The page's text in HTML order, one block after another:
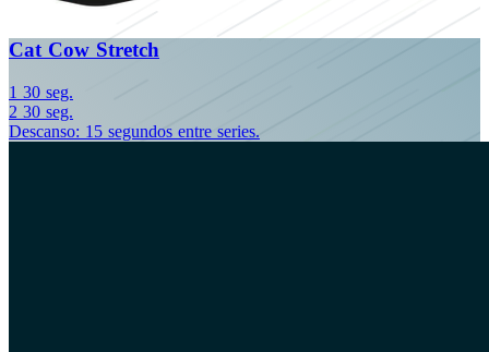
Cat Cow Stretch
1 30 seg.
2 30 seg.
Descanso: 15 segundos entre series.